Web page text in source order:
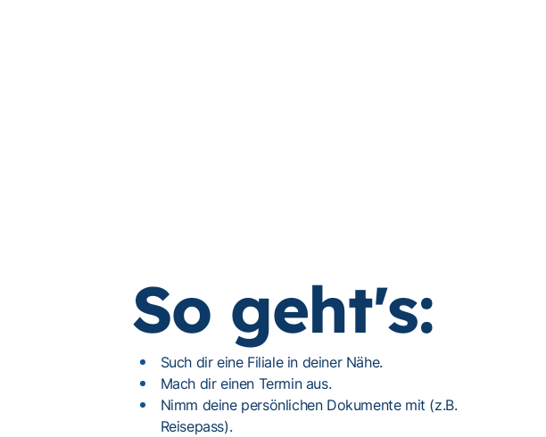
So geht's:
Such dir eine Filiale in deiner Nähe.
Mach dir einen Termin aus.
Nimm deine persönlichen Dokumente mit (z.B.
Reisepass).